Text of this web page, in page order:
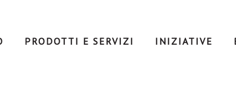
PRODOTTI E SERVIZI INIZIATIVE